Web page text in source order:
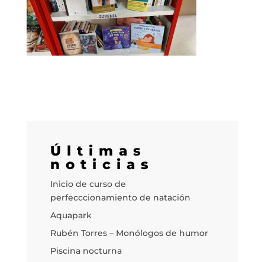
Últimas
noticias
Inicio de curso de
perfecccionamiento de natación
Aquapark
Rubén Torres – Monólogos de humor
Piscina nocturna